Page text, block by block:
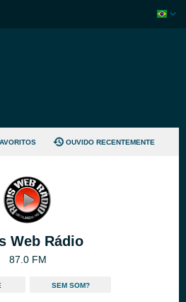
OUVIDO RECENTEMENTE
Web Rádio
87.0 FM
SEM SOM?